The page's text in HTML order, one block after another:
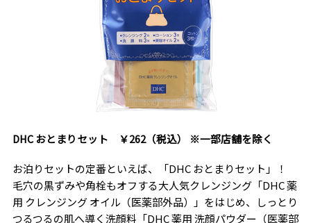
DHC おとまりセット ￥262（税込） ※一部店舗を除く
お泊りセットの定番といえば、「DHC おとまりセット」！
毛穴の黒ずみや角栓もオフする大人気クレンジング「DHC 薬
用 クレンジング オイル（医薬部外品）」をはじめ、しっとり
つるつるの肌へ導く洗顔料「DHC 薬用 洗顔パウダー（医薬部